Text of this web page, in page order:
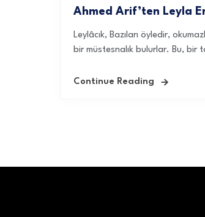
Ahmed Arif’ten Leyla
Leylâcık, Bazıları öyledir,
bir müstesnalık bulurlar. Bu, bir
Continue Reading